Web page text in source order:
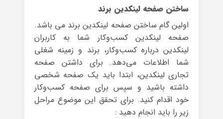
ساختن صفحه لینکدین برند
اولین گام ساختن صفحه لینکدین برند می باشد.
صفحه لینکدین کسب‌وکار شما به کاربران
لینکدین درباره کسب‌وکار، برند و زمینه شغلی
شما اطلاعات می‌دهد. برای داشتن صفحه
تجاری لینکدین، ابتدا باید یک صفحه شخصی
داشته باشید و سپس برای صفحه کسب‌وکار
خود اقدام کنید. برای تحقق این موضوع مراحل
زیر را باید انجام دهید :